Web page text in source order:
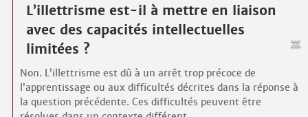
L’illettrisme est-il à mettre en liaison
avec des capacités intellectuelles
limitées ?
Non. L’illettrisme est dû à un arrêt trop précoce de
l’apprentissage ou aux difficultés décrites dans la réponse à
la question précédente. Ces difficultés peuvent être